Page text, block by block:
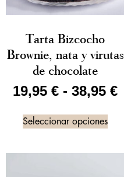
Tarta Bizcocho
Brownie, nata y virutas
de chocolate
19,95 € - 38,95 €
Seleccionar opciones